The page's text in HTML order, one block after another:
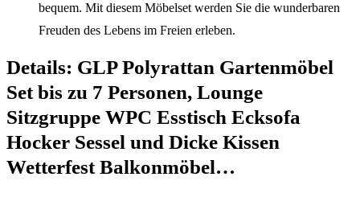
bequem. Mit diesem Möbelset werden Sie die wunderbaren
Freuden des Lebens im Freien erleben.
Details: GLP Polyrattan Gartenmöbel
Set bis zu 7 Personen, Lounge
Sitzgruppe WPC Esstisch Ecksofa
Hocker Sessel und Dicke Kissen
Wetterfest Balkonmöbel…